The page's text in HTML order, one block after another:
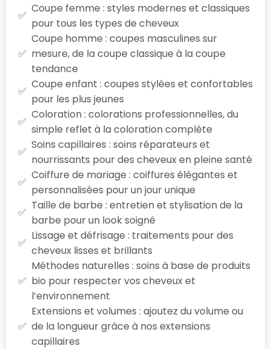
Coupe femme : styles modernes et classiques
pour tous les types de cheveux
Coupe homme : coupes masculines sur
mesure, de la coupe classique à la coupe
tendance
Coupe enfant : coupes stylées et confortables
pour les plus jeunes
Coloration : colorations professionnelles, du
simple reflet à la coloration complète
Soins capillaires : soins réparateurs et
nourrissants pour des cheveux en pleine santé
Coiffure de mariage : coiffures élégantes et
personnalisées pour un jour unique
Taille de barbe : entretien et stylisation de la
barbe pour un look soigné
Lissage et défrisage : traitements pour des
cheveux lisses et brillants
Méthodes naturelles : soins à base de produits
bio pour respecter vos cheveux et
l’environnement
Extensions et volumes : ajoutez du volume ou
de la longueur grâce à nos extensions
capillaires